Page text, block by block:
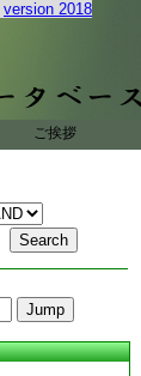
version 2018
ご挨拶